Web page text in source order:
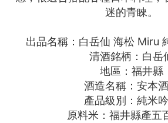
迷的青睞。
出品名稱：白岳仙 海松 Miru
清酒銘柄：白岳
地區：福井縣
酒造名稱：安本
產品級別：純米
原料米：福井縣產五